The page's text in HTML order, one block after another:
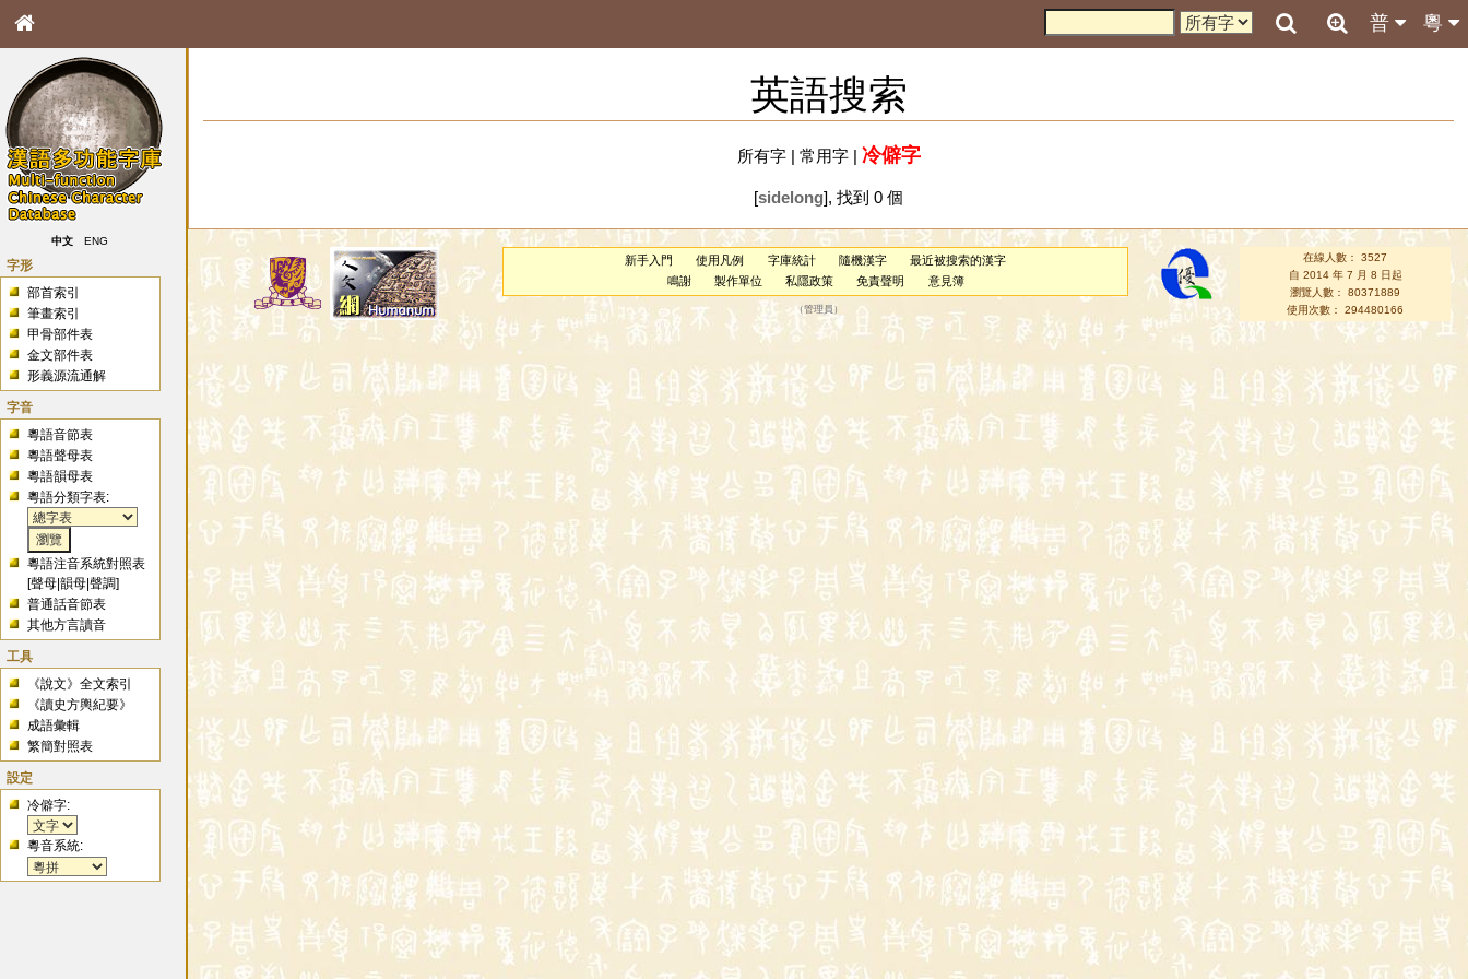
粵
普
中文 ENG
字形
部首索引
筆畫索引
甲骨部件表
金文部件表
形義源流通解
字音
粵語音節表
粵語聲母表
粵語韻母表
粵語分類字表:
粵語注音系統對照表
[聲母 |韻母 |聲調]
普通話音節表
其他方言讀音
工具
《說文》全文索引
《讀史方輿紀要》
成語彙輯
繁簡對照表
設定
冷僻字:
粵音系統:
英語搜索
所有字| 常用字| 冷僻字
[sidelong], 找到 0 個
新手入門 使用凡例 字庫統計 隨機漢字
最近被搜索的漢字
鳴謝
製作單位 私隱政策 免責聲明 意見簿
（管理員 ）
在線人數： 3527
自 2014 年 7 月 8 日起
瀏覽人數： 80371889
使用次數： 294480166